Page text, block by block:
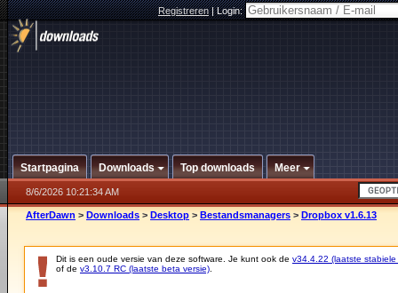
Registreren|Login:
Startpagina Downloads Top downloads Meer
8/6/2026 10:21:34 AM
AfterDawn > Downloads > Desktop > Bestandsmanagers > Dropbox v1.6.13
Dit is een oude versie van deze software. Je kunt ook de v34.4.22 (laatste stabiele
of de v3.10.7 RC (laatste beta versie)